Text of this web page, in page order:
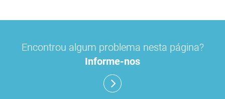
Encontrou algum problema nesta página?
Informe-nos